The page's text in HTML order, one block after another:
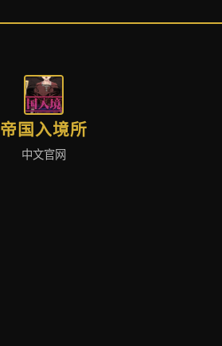
帝国入境所
中文官网